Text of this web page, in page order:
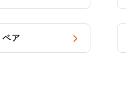
ペア